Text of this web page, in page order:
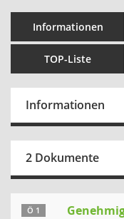
Informationen
TOP-Liste
Informationen
2 Dokumente
Ö 1